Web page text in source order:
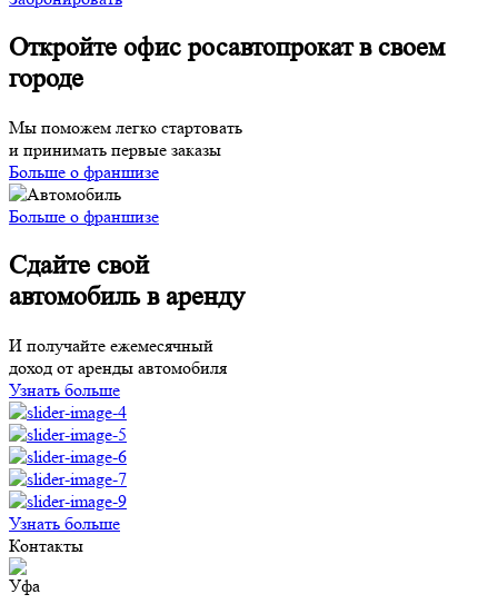
Откройте офис росавтопрокат в своем
городе
Мы поможем легко стартовать
и принимать первые заказы
Больше о франшизе
Больше о франшизе
Сдайте свой
автомобиль в аренду
И получайте ежемесячный
доход от аренды автомобиля
Узнать больше
Узнать больше
Контакты
Уфа